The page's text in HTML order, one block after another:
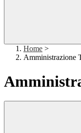
Home >
Amministrazione